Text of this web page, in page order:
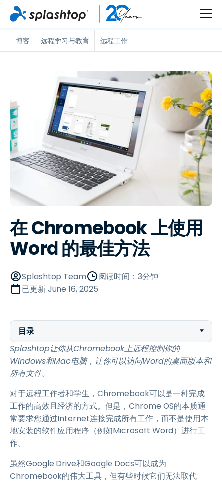
博客 远程学习与教育 远程工作
在 Chromebook 上使用
Word 的最佳方法
Splashtop Team
阅读时间：3分钟
已更新June 16, 2025
目录
Splashtop让你从Chromebook上远程控制你的
Windows和Mac电脑，让你可以访问Word的桌面版本和
所有文件。
对于远程工作者和学生，Chromebook可以是一种完成
工作的高效且经济的方式。但是，Chrome OS的本质通
常要求您通过Internet连接完成所有工作，而不是使用本
地安装的软件应用程序（例如Microsoft Word）进行工
作。
虽然Google Drive和Google Docs可以成为
Chromebook的伟大工具，但有些时候它们无法取代